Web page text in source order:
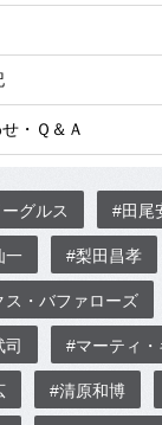
・Ｑ＆Ａ
グルス #田尾
一 #梨田昌孝
ス・バファローズ
司 #マーティ・
#清原和博